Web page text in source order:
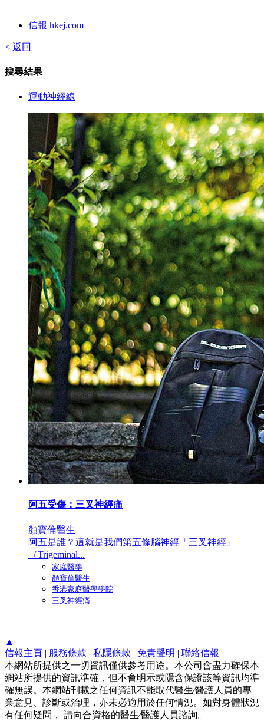
信報 hkej.com
< 返回
搜尋結果
運動神經線
阿五受傷：三叉神經痛
顏寶倫醫生
阿五是誰？這就是我們第五條腦神經「三叉神經」
（Trigeminal...
家庭醫學
顏寶倫醫生
香港家庭醫學學院
三叉神經痛
▲
信報主頁 | 服務條款 | 私隱條款 | 免責聲明 | 聯絡信報
本網站所提供之一切資訊僅供參考用途。本公司會盡力確保本
網站所提供的資訊準確，但不會明示或隱含保證該等資訊均準
確無誤。本網站刊載之任何資訊不能取代醫生∕醫護人員的專
業意見、診斷或治理，亦未必適用於任何情況。如對身體狀況
有任何疑問， 請向合資格的醫生∕醫護人員諮詢。